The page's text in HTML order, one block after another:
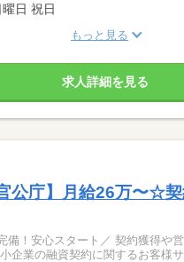
日 祝日
もっと見る
求人詳細を見る
公庁】月給26万〜☆
備！安心スタート／ 契約獲得や
企業の融資契約に関するお客様